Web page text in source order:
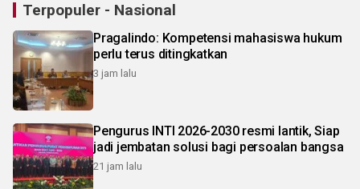
Terpopuler - Nasional
Pragalindo: Kompetensi mahasiswa hukum
perlu terus ditingkatkan
3 jam lalu
Pengurus INTI 2026-2030 resmi lantik, Siap
jadi jembatan solusi bagi persoalan bangsa
21 jam lalu